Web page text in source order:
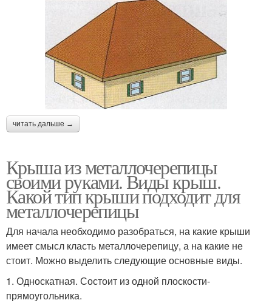
читать дальше →
Крыша из металлочерепицы
своими руками. Виды крыш.
Какой тип крыши подходит для
металлочерепицы
Для начала необходимо разобраться, на какие крыши
имеет смысл класть металлочерепицу, а на какие не
стоит. Можно выделить следующие основные виды.
1. Односкатная. Состоит из одной плоскости-
прямоугольника.